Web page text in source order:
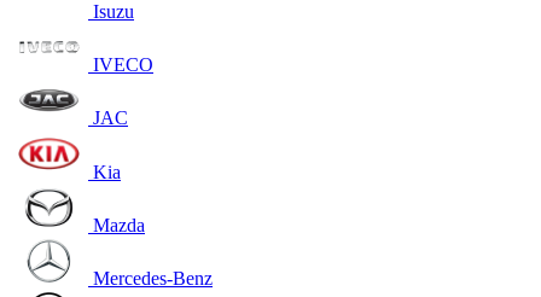
Isuzu
IVECO
JAC
Kia
Mazda
Mercedes-Benz